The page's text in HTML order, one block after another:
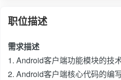
职位描述
需求描述
1. Android客户端功能模块的技
2. Android客户端核心代码的编写